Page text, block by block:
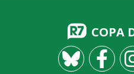
COPA